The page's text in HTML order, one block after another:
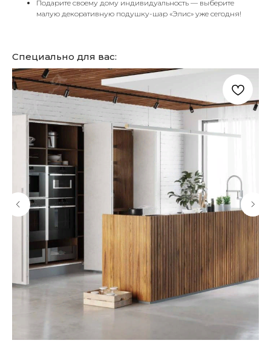
Подарите своему дому индивидуальность — выберите
малую декоративную подушку-шар «Элис» уже сегодня!
Специально для вас: